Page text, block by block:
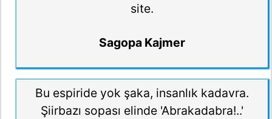
site.
Sagopa Kajmer
Bu espiride yok şaka, insanlık kadavra.
Şiirbazı sopası elinde 'Abrakadabra!..'